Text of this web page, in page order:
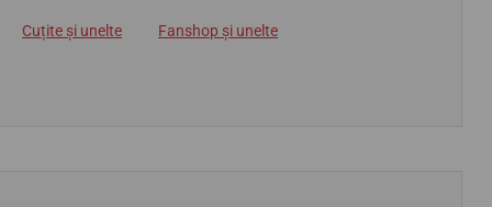
Cuțite și unelte Fanshop și unelte